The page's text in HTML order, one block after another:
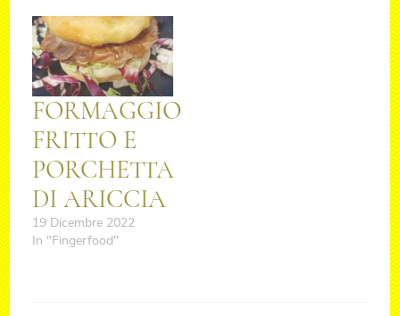
FORMAGGIO
FRITTO E
PORCHETTA
DI ARICCIA
19 Dicembre 2022
In "Fingerfood"